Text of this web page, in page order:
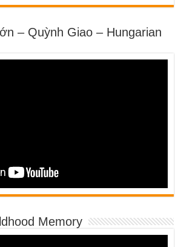
– Quỳnh Giao – Hungarian
Memory